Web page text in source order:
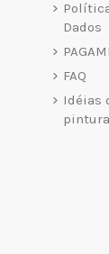
Dados
FAQ
Idéias